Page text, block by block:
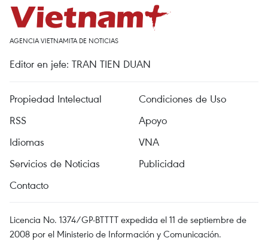
AGENCIA VIETNAMITA DE NOTICIAS
Editor en jefe: TRAN TIEN DUAN
Propiedad Intelectual
Condiciones de Uso
RSS
Apoyo
Idiomas
VNA
Servicios de Noticias
Publicidad
Contacto
Licencia No. 1374/GP-BTTTT expedida el 11 de septiembre de
2008 por el Ministerio de Información y Comunicación.